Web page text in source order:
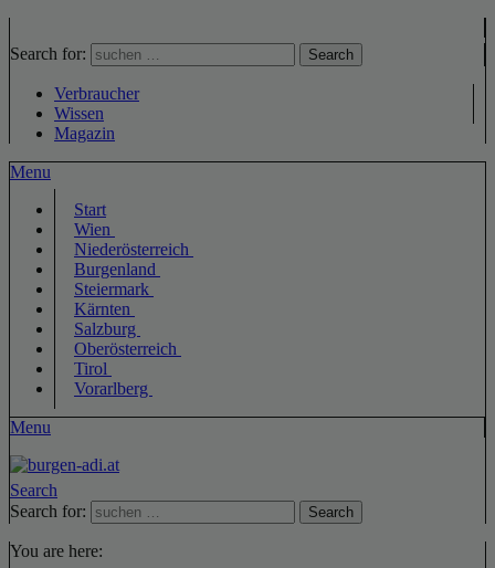
Search for: Search
Verbraucher
Wissen
Magazin
Menu
Start
Wien
Niederösterreich
Burgenland
Steiermark
Kärnten
Salzburg
Oberösterreich
Tirol
Vorarlberg
Menu
Search
Search for:
Search
You are here: